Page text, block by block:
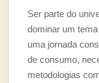
Ser parte do
dominar um
uma jornada
de consumo,
metodologias